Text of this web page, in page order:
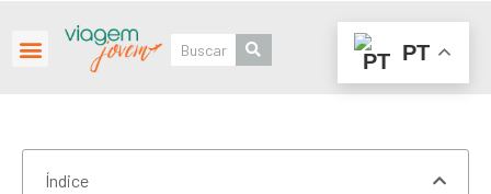
Índice
PT